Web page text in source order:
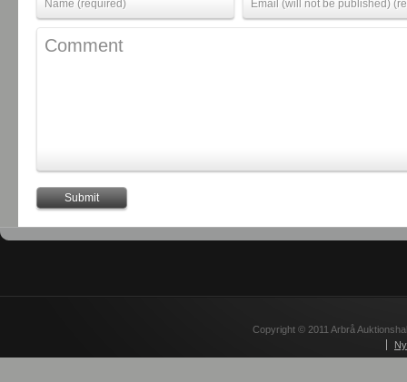
Copyright © 2011 Arbrå